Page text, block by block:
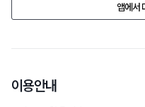
앱에서
이용안내